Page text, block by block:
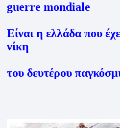
guerre mondiale
Είναι η ελλάδα που
νίκη
του δευτέρου